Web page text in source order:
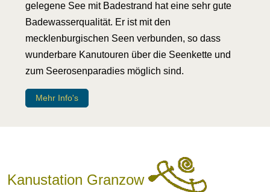
gelegene See mit Badestrand hat eine sehr gute
Badewasserqualität. Er ist mit den
mecklenburgischen Seen verbunden, so dass
wunderbare Kanutouren über die Seenkette und
zum Seerosenparadies möglich sind.
Mehr Info's
Kanustation Granzow